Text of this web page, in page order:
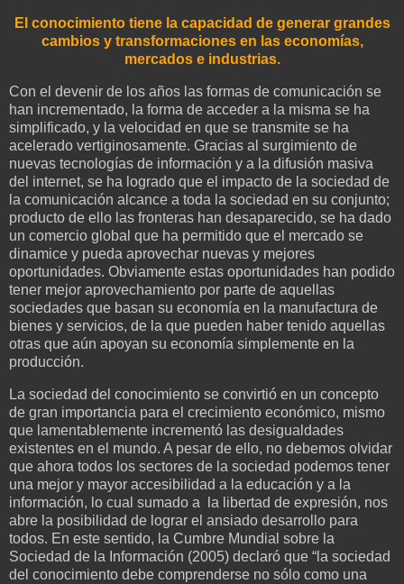
El conocimiento tiene la capacidad de generar grandes
cambios y transformaciones en las economías,
mercados e industrias.
Con el devenir de los años las formas de comunicación se
han incrementado, la forma de acceder a la misma se ha
simplificado, y la velocidad en que se transmite se ha
acelerado vertiginosamente. Gracias al surgimiento de
nuevas tecnologías de información y a la difusión masiva
del internet, se ha logrado que el impacto de la sociedad de
la comunicación alcance a toda la sociedad en su conjunto;
producto de ello las fronteras han desaparecido, se ha dado
un comercio global que ha permitido que el mercado se
dinamice y pueda aprovechar nuevas y mejores
oportunidades. Obviamente estas oportunidades han podido
tener mejor aprovechamiento por parte de aquellas
sociedades que basan su economía en la manufactura de
bienes y servicios, de la que pueden haber tenido aquellas
otras que aún apoyan su economía simplemente en la
producción.
La sociedad del conocimiento se convirtió en un concepto
de gran importancia para el crecimiento económico, mismo
que lamentablemente incrementó las desigualdades
existentes en el mundo. A pesar de ello, no debemos olvidar
que ahora todos los sectores de la sociedad podemos tener
una mejor y mayor accesibilidad a la educación y a la
información, lo cual sumado a la libertad de expresión, nos
abre la posibilidad de lograr el ansiado desarrollo para
todos. En este sentido, la Cumbre Mundial sobre la
Sociedad de la Información (2005) declaró que “la sociedad
del conocimiento debe comprenderse no sólo como una